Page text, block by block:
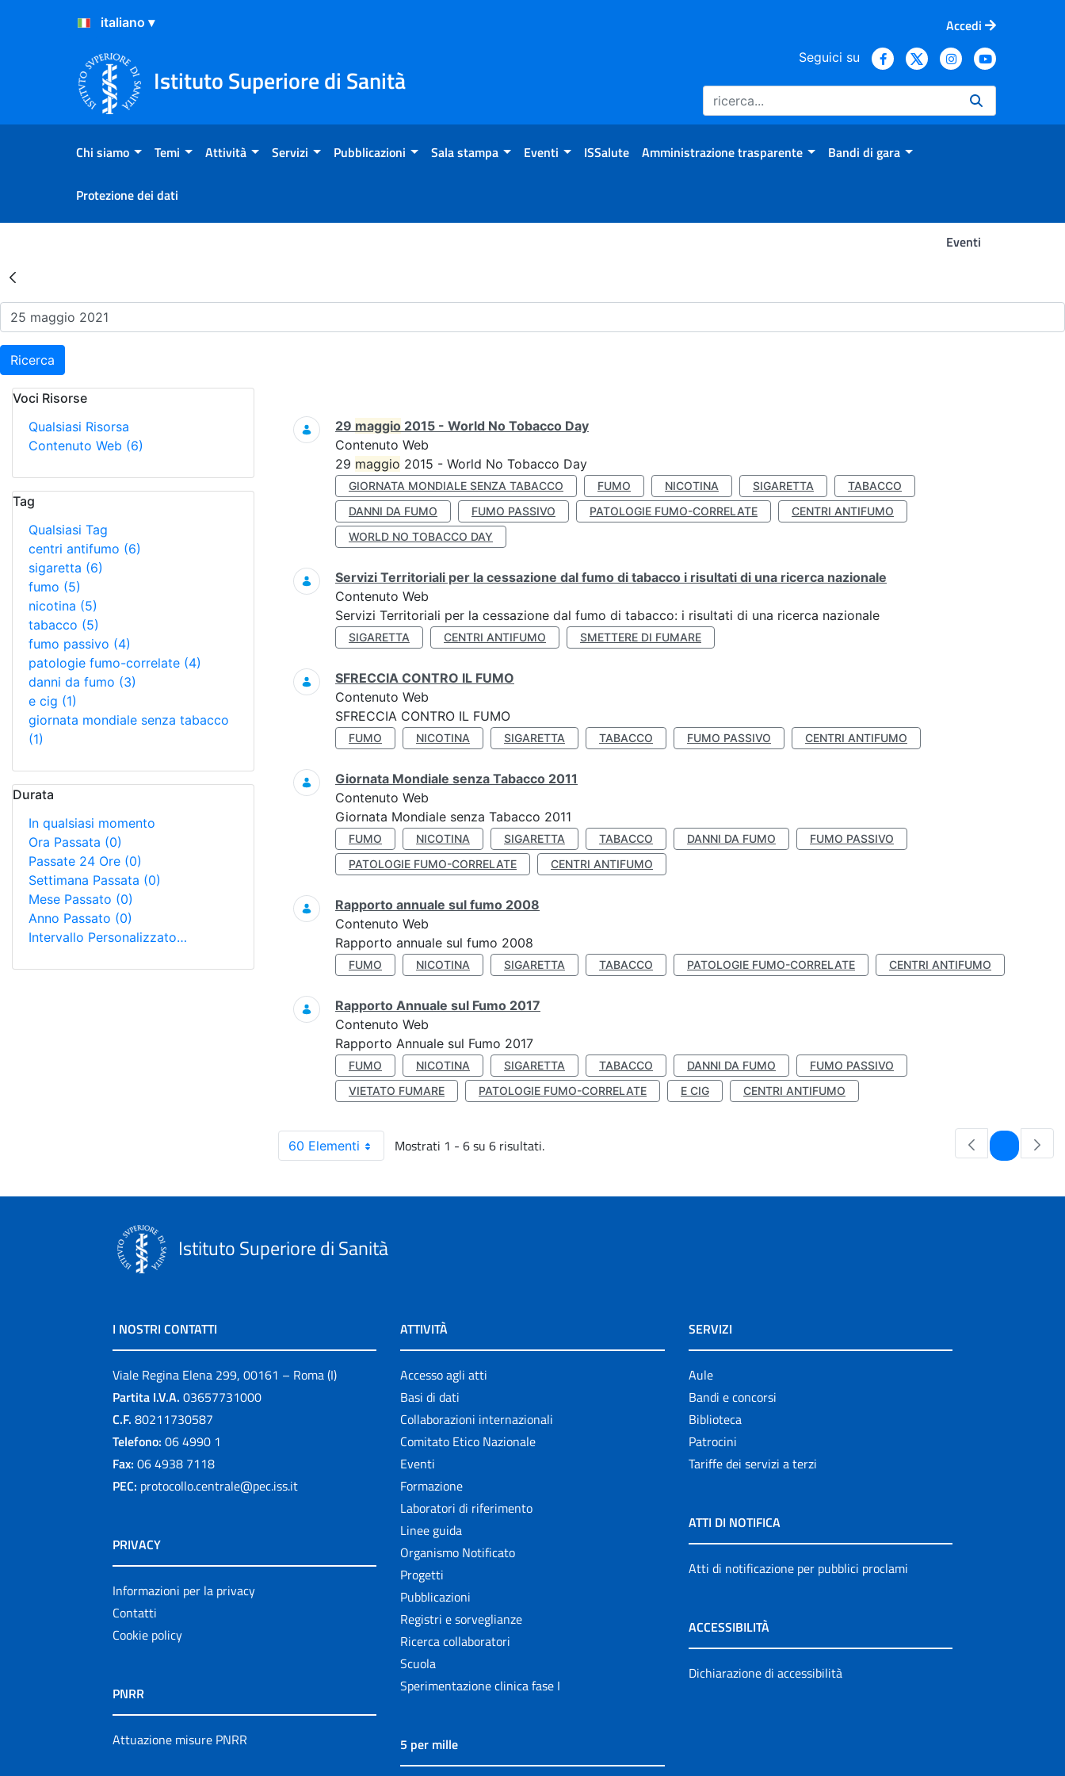
Salta al Contenuto
Salta al Footer
Accedi
Istituto Superiore di Sanità
Seguici su
Chi siamo Temi Attività Servizi Pubblicazioni Sala stampa Eventi ISSalute Amministrazione trasparente Bandi di gara
Protezione dei dati
Eventi
Risultati della Ricerca - Eventi
Ricerca
Voci Risorse
Qualsiasi Risorsa
Contenuto Web (6)
Tag
Qualsiasi Tag
centri antifumo (6)
sigaretta (6)
fumo (5)
nicotina (5)
tabacco (5)
fumo passivo (4)
patologie fumo-correlate (4)
danni da fumo (3)
e cig (1)
giornata mondiale senza tabacco
(1)
Durata
In qualsiasi momento
Ora Passata (0)
Passate 24 Ore (0)
Settimana Passata (0)
Mese Passato (0)
Anno Passato (0)
Intervallo Personalizzato…
Ricerca
29 maggio 2015 - World No Tobacco Day
Contenuto Web
29 maggio 2015 - World No Tobacco Day
GIORNATA MONDIALE SENZA TABACCO FUMO NICOTINA SIGARETTA
TABACCO
DANNI DA FUMO
FUMO PASSIVO PATOLOGIE FUMO-CORRELATE
CENTRI ANTIFUMO
WORLD NO TOBACCO DAY
Servizi Territoriali per la cessazione dal fumo di tabacco i risultati di una ricerca nazionale
Contenuto Web
Servizi Territoriali per la cessazione dal fumo di tabacco: i risultati di una ricerca nazionale
SIGARETTA CENTRI ANTIFUMO SMETTERE DI FUMARE
SFRECCIA CONTRO IL FUMO
Contenuto Web
SFRECCIA CONTRO IL FUMO
FUMO NICOTINA SIGARETTA TABACCO FUMO PASSIVO CENTRI ANTIFUMO
Giornata Mondiale senza Tabacco 2011
Contenuto Web
Giornata Mondiale senza Tabacco 2011
FUMO NICOTINA SIGARETTA TABACCO DANNI DA FUMO
FUMO PASSIVO
PATOLOGIE FUMO-CORRELATE
CENTRI ANTIFUMO
Rapporto annuale sul fumo 2008
Contenuto Web
Rapporto annuale sul fumo 2008
FUMO NICOTINA SIGARETTA TABACCO PATOLOGIE FUMO-CORRELATE CENTRI ANTIFUMO
Rapporto Annuale sul Fumo 2017
Contenuto Web
Rapporto Annuale sul Fumo 2017
FUMO NICOTINA SIGARETTA TABACCO DANNI DA FUMO
FUMO PASSIVO
VIETATO FUMARE
PATOLOGIE FUMO-CORRELATE E CIG CENTRI ANTIFUMO
60 Elementi Mostrati 1 - 6 su 6 risultati. Pagina
Istituto Superiore di Sanità
I NOSTRI CONTATTI
Viale Regina Elena 299, 00161 – Roma (I)
Partita I.V.A. 03657731000
C.F. 80211730587
Telefono: 06 4990 1
Fax: 06 4938 7118
PEC: protocollo.centrale@pec.iss.it
PRIVACY
Informazioni per la privacy
Contatti
Cookie policy
PNRR
Attuazione misure PNRR
ATTIVITÀ
Accesso agli atti
Basi di dati
Collaborazioni internazionali
Comitato Etico Nazionale
Eventi
Formazione
Laboratori di riferimento
Linee guida
Organismo Notificato
Progetti
Pubblicazioni
Registri e sorveglianze
Ricerca collaboratori
Scuola
Sperimentazione clinica fase I
5 per mille
SERVIZI
Aule
Bandi e concorsi
Biblioteca
Patrocini
Tariffe dei servizi a terzi
ATTI DI NOTIFICA
Atti di notificazione per pubblici proclami
ACCESSIBILITÀ
Dichiarazione di accessibilità